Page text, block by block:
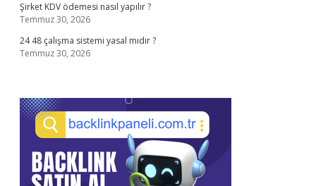
Şirket KDV ödemesi nasıl yapılır ?
Temmuz 30, 2026
24 48 çalışma sistemi yasal mıdır ?
Temmuz 30, 2026